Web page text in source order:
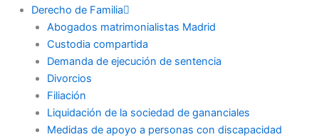
Derecho de Familia
Abogados matrimonialistas Madrid
Custodia compartida
Demanda de ejecución de sentencia
Divorcios
Filiación
Liquidación de la sociedad de gananciales
Medidas de apoyo a personas con discapacidad